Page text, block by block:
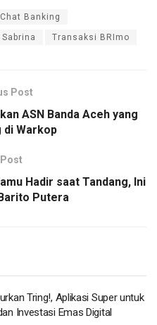
Chat Banking
Sabrina Transaksi BRImo
Post
ASN Banda Aceh yang
di Warkop
Hadir saat Tandang, Ini
Putera
Tring!, Aplikasi Super untuk
Investasi Emas Digital